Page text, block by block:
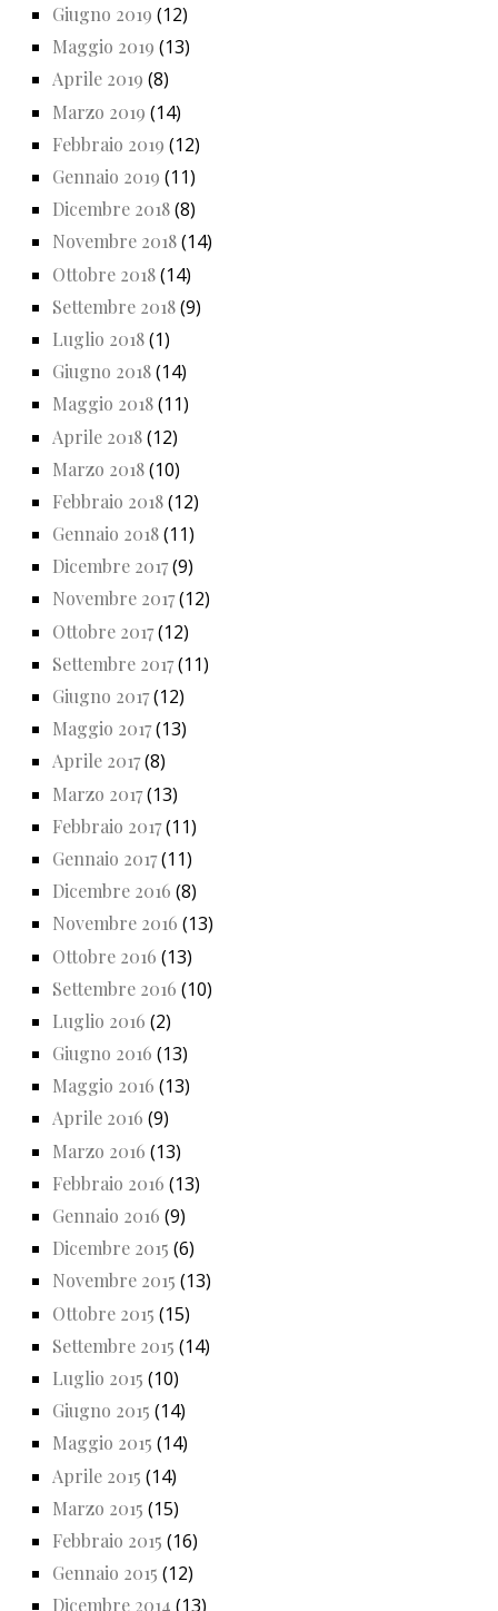
Giugno 2019 (12)
Maggio 2019 (13)
Aprile 2019 (8)
Marzo 2019 (14)
Febbraio 2019 (12)
Gennaio 2019 (11)
Dicembre 2018(8)
Novembre 2018(14)
Ottobre 2018(14)
Settembre 2018(9)
Luglio 2018(1)
Giugno 2018(14)
Maggio 2018(11)
Aprile 2018(12)
Marzo 2018(10)
Febbraio 2018(12)
Gennaio 2018(11)
Dicembre 2017(9)
Novembre 2017(12)
Ottobre 2017(12)
Settembre 2017(11)
Giugno 2017(12)
Maggio 2017(13)
Aprile 2017(8)
Marzo 2017(13)
Febbraio 2017(11)
Gennaio 2017(11)
Dicembre 2016 (8)
Novembre 2016 (13)
Ottobre 2016 (13)
Settembre 2016 (10)
Luglio 2016 (2)
Giugno 2016 (13)
Maggio 2016 (13)
Aprile 2016 (9)
Marzo 2016 (13)
Febbraio 2016 (13)
Gennaio 2016 (9)
Dicembre 2015 (6)
Novembre 2015 (13)
Ottobre 2015 (15)
Settembre 2015 (14)
Luglio 2015 (10)
Giugno 2015 (14)
Maggio 2015 (14)
Aprile 2015 (14)
Marzo 2015 (15)
Febbraio 2015 (16)
Gennaio 2015 (12)
Dicembre 2014 (13)